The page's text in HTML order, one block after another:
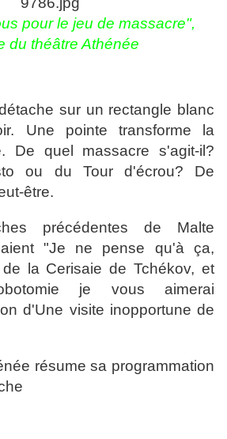
pour le jeu de massacre",
du théâtre Athénée
sur un rectangle blanc
Une pointe transforme la
De quel massacre s'agit-il?
ou du Tour d'écrou? De
être.
précédentes de Malte
"Je ne pense qu'à ça,
de la Cerisaie de Tchékov, et
je vous aimerai
d'Une visite inopportune de
résume sa programmation